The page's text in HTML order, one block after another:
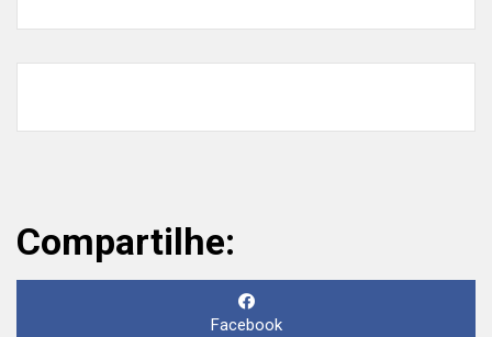
Compartilhe:
Facebook